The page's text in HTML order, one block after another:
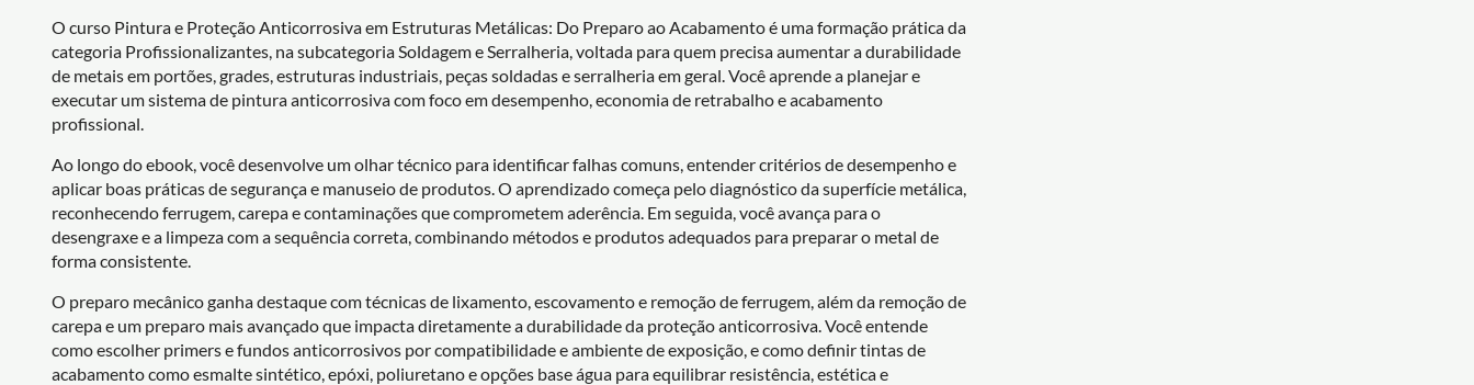
O curso Pintura e Proteção Anticorrosiva em Estruturas Metálicas: Do Preparo ao Acabamento é uma formação prática da
categoria Profissionalizantes, na subcategoria Soldagem e Serralheria, voltada para quem precisa aumentar a durabilidade
de metais em portões, grades, estruturas industriais, peças soldadas e serralheria em geral. Você aprende a planejar e
executar um sistema de pintura anticorrosiva com foco em desempenho, economia de retrabalho e acabamento
profissional.
Ao longo do ebook, você desenvolve um olhar técnico para identificar falhas comuns, entender critérios de desempenho e
aplicar boas práticas de segurança e manuseio de produtos. O aprendizado começa pelo diagnóstico da superfície metálica,
reconhecendo ferrugem, carepa e contaminações que comprometem aderência. Em seguida, você avança para o
desengraxe e a limpeza com a sequência correta, combinando métodos e produtos adequados para preparar o metal de
forma consistente.
O preparo mecânico ganha destaque com técnicas de lixamento, escovamento e remoção de ferrugem, além da remoção de
carepa e um preparo mais avançado que impacta diretamente a durabilidade da proteção anticorrosiva. Você entende
como escolher primers e fundos anticorrosivos por compatibilidade e ambiente de exposição, e como definir tintas de
acabamento como esmalte sintético, epóxi, poliuretano e opções base água para equilibrar resistência, estética e